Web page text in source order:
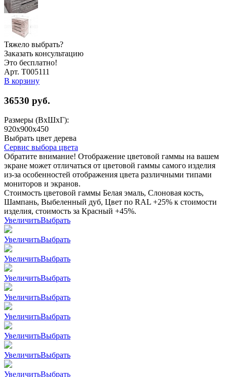
Тяжело выбрать?
Заказать консультацию
Это бесплатно!
Арт. Т005111
В корзину
36530 руб.
Размеры (ВхШхГ):
920x900x450
Выбрать цвет дерева
Сервис выбора цвета
Обратите внимание! Отображение цветовой гаммы на вашем
экране может отличаться от цветовой гаммы самого изделия
из-за особенностей отображения цвета различными типами
мониторов и экранов.
Стоимость цветовой гаммы Белая эмаль, Слоновая кость,
Шампань, Выбеленный дуб, Цвет по RAL +25% к стоимости
изделия, стоимость за Красный +45%.
УвеличитьВыбрать
УвеличитьВыбрать
УвеличитьВыбрать
УвеличитьВыбрать
УвеличитьВыбрать
УвеличитьВыбрать
УвеличитьВыбрать
УвеличитьВыбрать
УвеличитьВыбрать